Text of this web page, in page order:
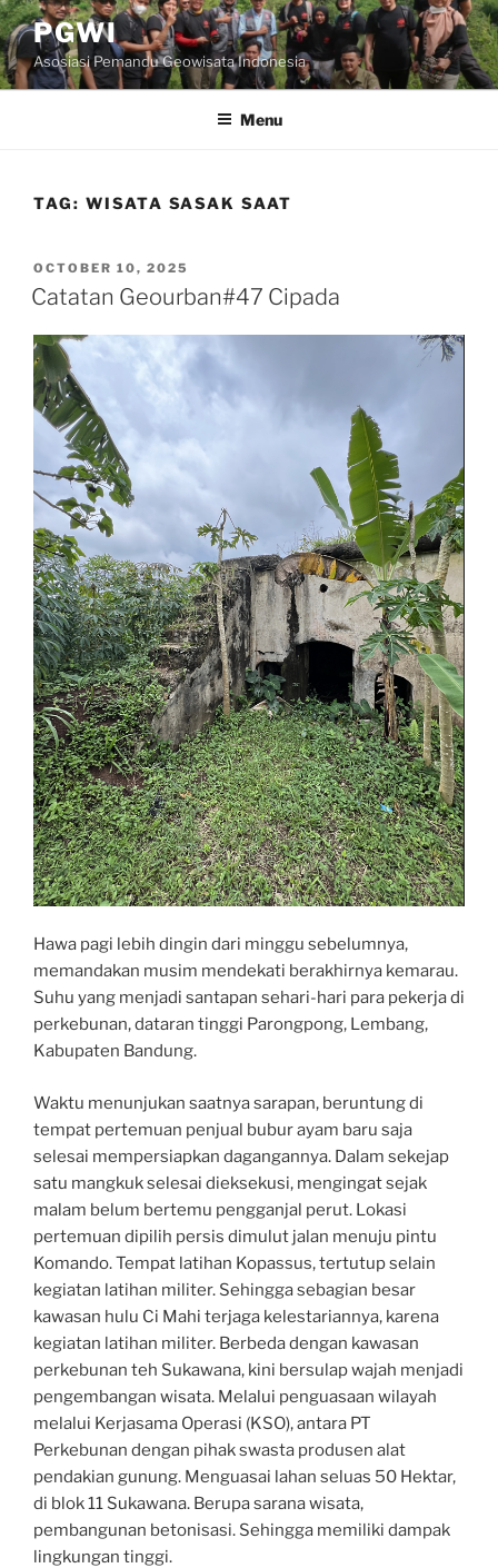
Skip
to
content
PGWI
Asosiasi Pemandu Geowisata Indonesia
Menu
TAG: WISATA SASAK SAAT
POSTED
ON
OCTOBER 10, 2025
Catatan Geourban#47 Cipada
Hawa pagi lebih dingin dari minggu sebelumnya,
memandakan musim mendekati berakhirnya kemarau.
Suhu yang menjadi santapan sehari-hari para pekerja di
perkebunan, dataran tinggi Parongpong, Lembang,
Kabupaten Bandung.
Waktu menunjukan saatnya sarapan, beruntung di
tempat pertemuan penjual bubur ayam baru saja
selesai mempersiapkan dagangannya. Dalam sekejap
satu mangkuk selesai dieksekusi, mengingat sejak
malam belum bertemu pengganjal perut. Lokasi
pertemuan dipilih persis dimulut jalan menuju pintu
Komando. Tempat latihan Kopassus, tertutup selain
kegiatan latihan militer. Sehingga sebagian besar
kawasan hulu Ci Mahi terjaga kelestariannya, karena
kegiatan latihan militer. Berbeda dengan kawasan
perkebunan teh Sukawana, kini bersulap wajah menjadi
pengembangan wisata. Melalui penguasaan wilayah
melalui Kerjasama Operasi (KSO), antara PT
Perkebunan dengan pihak swasta produsen alat
pendakian gunung. Menguasai lahan seluas 50 Hektar,
di blok 11 Sukawana. Berupa sarana wisata,
pembangunan betonisasi. Sehingga memiliki dampak
lingkungan tinggi.